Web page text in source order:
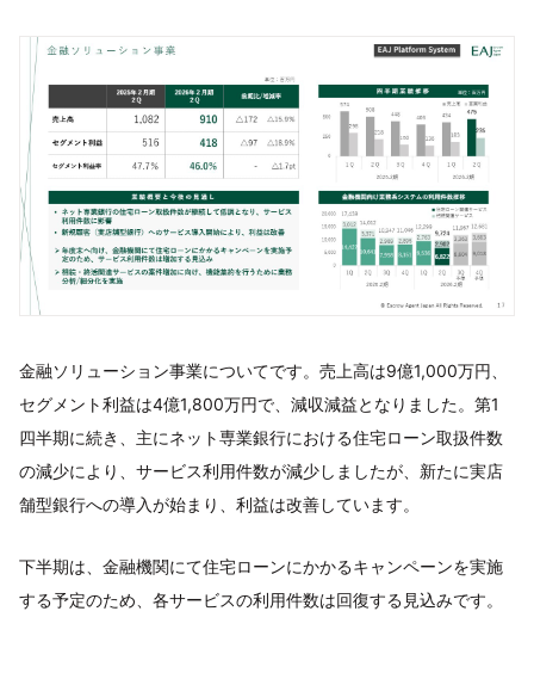
金融ソリューション事業についてです。売上高は9億1,000万円、
セグメント利益は4億1,800万円で、減収減益となりました。第1
四半期に続き、主にネット専業銀行における住宅ローン取扱件数
の減少により、サービス利用件数が減少しましたが、新たに実店
舗型銀行への導入が始まり、利益は改善しています。
下半期は、金融機関にて住宅ローンにかかるキャンペーンを実施
する予定のため、各サービスの利用件数は回復する見込みです。